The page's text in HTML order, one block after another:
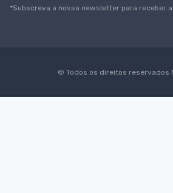
*Subscreva a nossa newsletter para receber
© Todos os direitos reservados